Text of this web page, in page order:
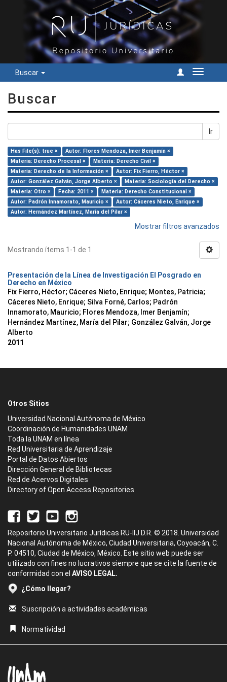
Buscar
Cambiar
Buscar
Ir
Has File(s): true ×
Autor: Flores Mendoza, Imer Benjamín ×
Materia: Derecho Procesal ×
Materia: Derecho Civil ×
Materia: Derecho de la Información ×
Autor: Fix Fierro, Héctor ×
Autor: González Galván, Jorge Alberto ×
Materia: Sociología del Derecho ×
Materia: Otro ×
Fecha: 2011 ×
Materia: Derecho Constitucional ×
Autor: Padrón Innamorato, Mauricio ×
Autor: Cáceres Nieto, Enrique ×
Autor: Hernández Martínez, María del Pilar ×
Mostrar filtros avanzados
Mostrando ítems 1-1 de 1
Presentación de la Línea de Investigación El Posgrado en
Derecho en México
Fix Fierro, Héctor; Cáceres Nieto, Enrique; Montes, Patricia;
Cáceres Nieto, Enrique; Silva Forné, Carlos; Padrón
Innamorato, Mauricio; Flores Mendoza, Imer Benjamín;
Hernández Martínez, María del Pilar; González Galván, Jorge
Alberto
2011
Otros Sitios
Universidad Nacional Autónoma de México
Coordinación de Humanidades UNAM
Toda la UNAM en línea
Red Universitaria de Aprendizaje
Portal de Datos Abiertos
Dirección General de Bibliotecas
Red de Acervos Digitales
Directory of Open Access Repositories
Repositorio Universitario Jurídicas RU-IIJ D.R. © 2018. Universidad
Nacional Autónoma de México, Ciudad Universitaria, Coyoacán, C.
P. 04510, Ciudad de México, México. Este sitio web puede ser
utilizado con fines no lucrativos siempre que se cite la fuente de
conformidad con el AVISO LEGAL.
¿Cómo llegar?
Suscripción a actividades académicas
Normatividad